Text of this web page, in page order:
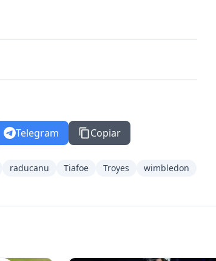
Telegram Copiar
raducanu Tiafoe Troyes wimbledon